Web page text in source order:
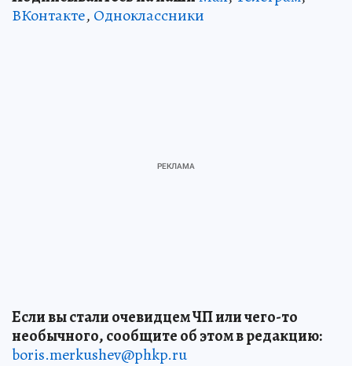
ВКонтакте, Одноклассники
Если вы стали очевидцем ЧП или чего-то
необычного, сообщите об этом в редакцию:
boris.merkushev@phkp.ru